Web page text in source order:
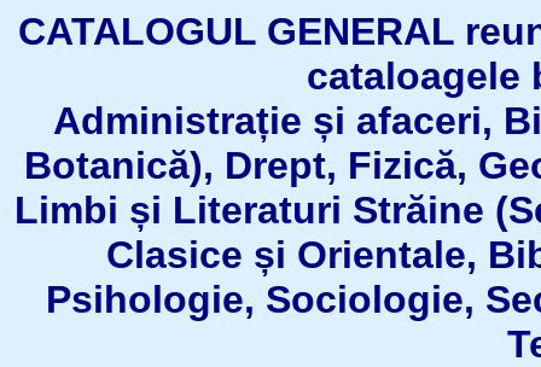
CATALOGUL GENERAL
Administrație și afaceri,
Botanică), Drept, Fizică,
Limbi și Literaturi Străine
Clasice și Orientale,
Psihologie, Sociologie,